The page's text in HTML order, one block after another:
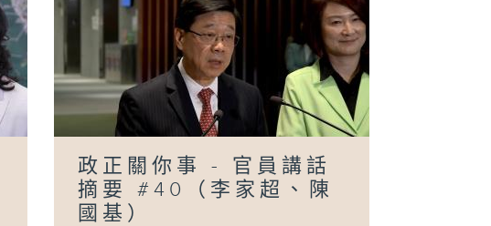
政正關你事 - 官員講話
摘要 #40（李家超、陳
國基）